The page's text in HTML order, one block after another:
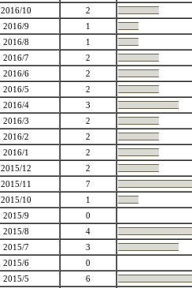
2016/10
2
2016/9
1
2016/8
1
2016/7
2
2016/6
2
2016/5
2
2016/4
3
2016/3
2
2016/2
2
2016/1
2
2015/12
2
2015/11
7
2015/10
1
2015/9
0
2015/8
4
2015/7
3
2015/6
0
2015/5
6